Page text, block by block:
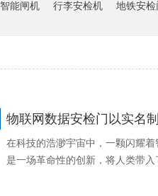
智能闸机 行李安检机 地铁安检
物联网数据安检门以实名
在科技的浩渺宇宙中，一颗闪耀
是一场革命性的创新，将人类带